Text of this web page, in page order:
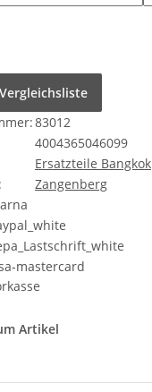
83012
4004365046099
Ersatzteile Bangkok
Zangenberg
Artikel